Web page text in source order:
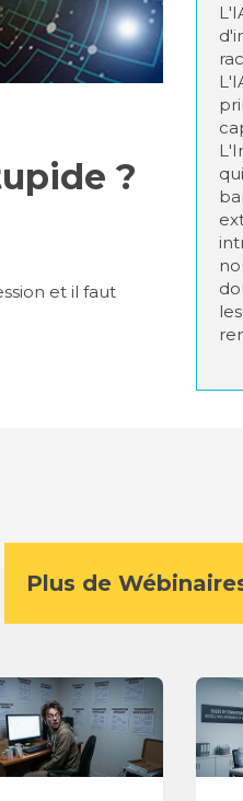
?
et il faut
Plus de